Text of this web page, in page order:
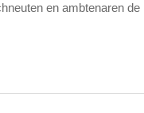
en ambtenaren